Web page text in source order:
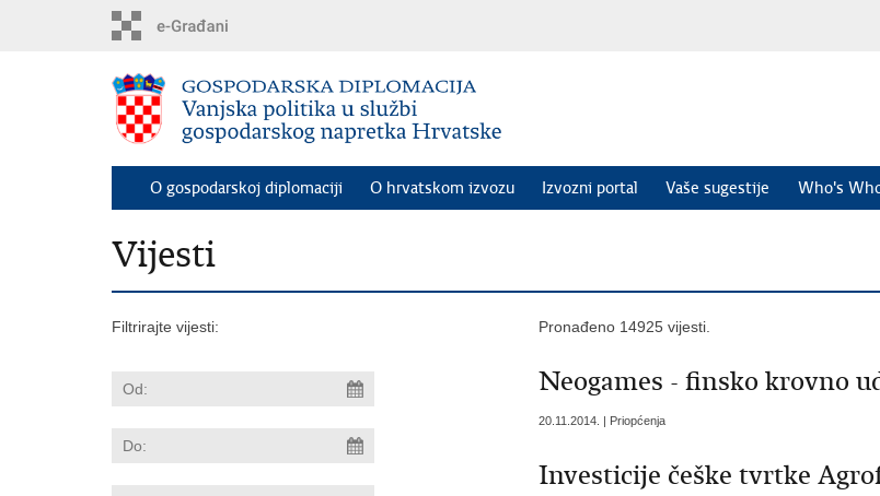
O gospodarskoj diplomaciji O hrvatskom izvozu Izvozni portal Vaše sugestije Who's
Vijesti
Filtrirajte vijesti: Pronađeno 14925 vijesti.
Neogames - finsko krovno
20.11.2014. | Priopćenja
Investicije češke tvrtke